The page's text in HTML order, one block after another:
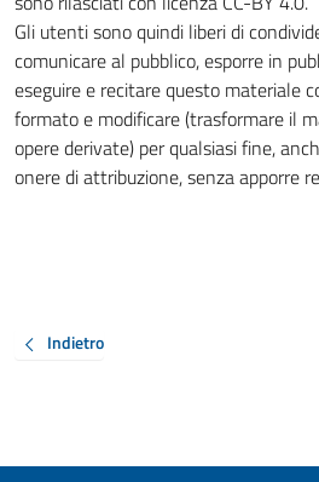
Gli utenti sono quindi liberi di
comunicare al pubblico, esporre in
eseguire e recitare questo materiale
formato e modificare (trasformare il
opere derivate) per qualsiasi fine,
onere di attribuzione, senza apporre
Indietro